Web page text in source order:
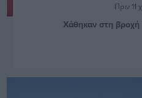
Πριν 11
Χάθηκαν στη βροχή